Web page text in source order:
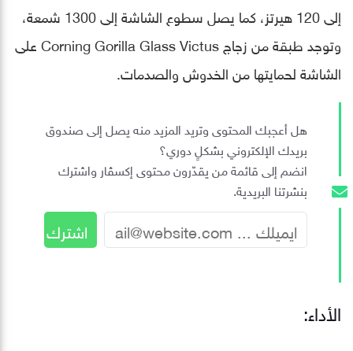
إلى 120 هيرتز، كما يصل سطوع الشاشة إلى 1300 شمعة،
وتوجد طبقة من زجاج Corning Gorilla Glass Victus على
الشاشة لحمايتها من الخدوش والصدمات.
هل أعجبك المحتوى وتريد المزيد منه يصل إلى صندوق
بريدك الإلكتروني بشكلٍ دوري؟
انضم إلى قائمة من يقدّرون محتوى إكسڤار واشترك
بنشرتنا البريدية.
الأداء: